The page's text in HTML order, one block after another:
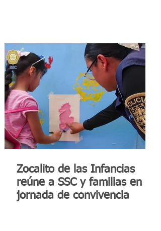
Zocalito de las Infancias
reúne a SSC y familias en
jornada de convivencia